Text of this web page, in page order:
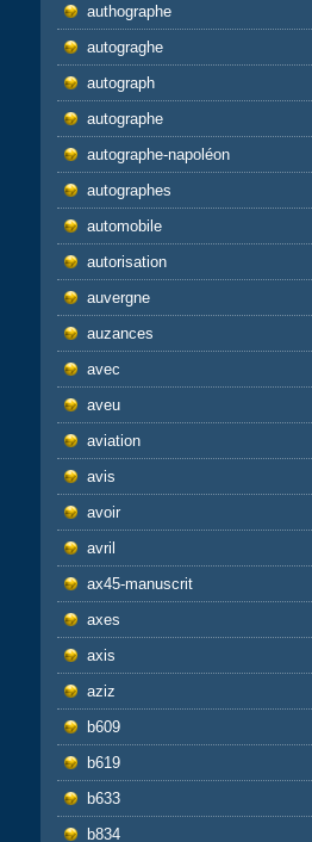
authographe
autograghe
autograph
autographe
autographe-napoléon
autographes
automobile
autorisation
auvergne
auzances
avec
aveu
aviation
avis
avoir
avril
ax45-manuscrit
axes
axis
aziz
b609
b619
b633
b834